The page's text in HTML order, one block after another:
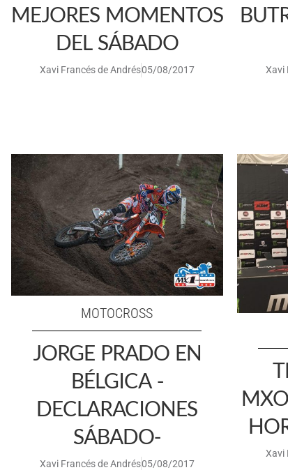
MEJORES MOMENTOS
DEL SÁBADO
Xavi Francés de Andrés05/08/2017 Xavi
MOTOCROSS
JORGE PRADO EN
BÉLGICA -
DECLARACIONES
SÁBADO-
Xavi Francés de Andrés05/08/2017
Xavi